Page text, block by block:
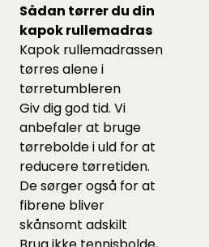
Sådan tørrer du din
kapok rullemadras
Kapok rullemadrassen
tørres alene i
tørretumbleren
Giv dig god tid. Vi
anbefaler at bruge
tørreboldei uld for at
reducere tørretiden.
De sørger også for at
fibrene bliver
skånsomt adskilt